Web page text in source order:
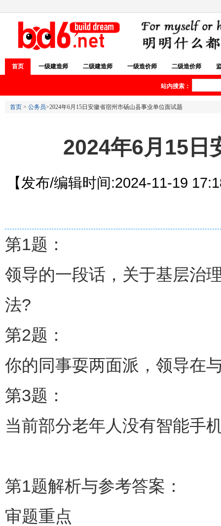
首页 一级建造师 二级建造师 一级造价师 二级造价师
站内搜索：
首页 > 公务员>2024年6月15日安徽省宿州市砀山县事业单位面试题
2024年6月15日
【发布/编辑时间:2024-11-19
第1题：
领导的一段话，关于基层治
法?
第2题：
你的同事耍两面派，领导在
第3题：
当前部分老年人没有智能手
第1题解析与参考答案：
审题重点